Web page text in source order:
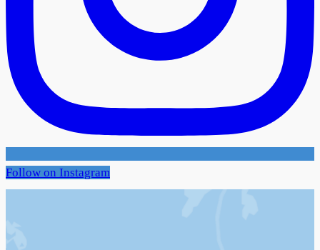
Follow on Instagram